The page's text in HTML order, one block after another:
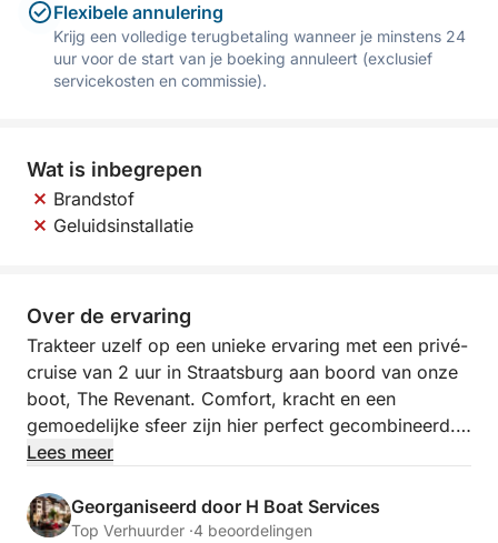
Flexibele annulering
Krijg een volledige terugbetaling wanneer je minstens 24
uur voor de start van je boeking annuleert (exclusief
servicekosten en commissie).
Wat is inbegrepen
Brandstof
Geluidsinstallatie
Over de ervaring
Trakteer uzelf op een unieke ervaring met een privé-
cruise van 2 uur in Straatsburg aan boord van onze
boot, The Revenant. Comfort, kracht en een
gemoedelijke sfeer zijn hier perfect gecombineerd.
onvergetelijk moment met vrienden, familie of om
een speciale gelegenheid te vieren (verjaardag,
Lees meer
Georganiseerd door H Boat Services
Top Verhuurder ·4 beoordelingen